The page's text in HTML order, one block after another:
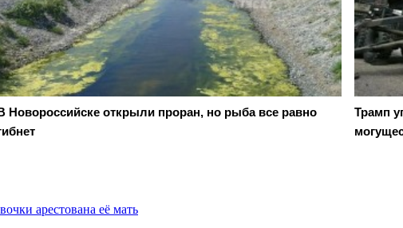
Новороссийске открыли проран, но рыба все равно
Трамп
арестована её мать